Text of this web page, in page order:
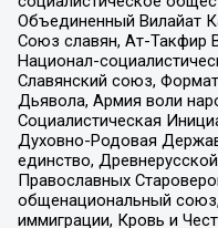
Объединенный Вилайат
Союз славян, Ат-Такфир
Национал-
Славянский союз,
Дьявола, Армия воли
Социалистическая
Духовно-Родовая
единство,
Православных
общенациональный
иммиграции, Кровь и